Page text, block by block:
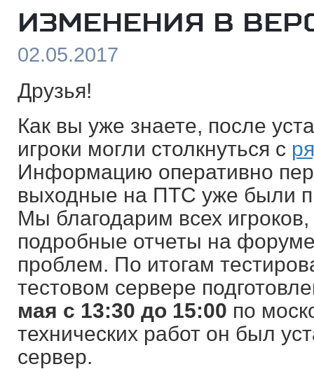
ИЗМЕНЕНИЯ В
02.05.2017
Друзья!
Как вы уже знаете, после
игроки могли столкнуться с
Информацию оперативно
выходные на ПТС уже были
Мы благодарим всех
подробные отчеты на
проблем. По итогам
тестовом сервере
мая с 13:30 до 15:00 по
технических работ он был
сервер.